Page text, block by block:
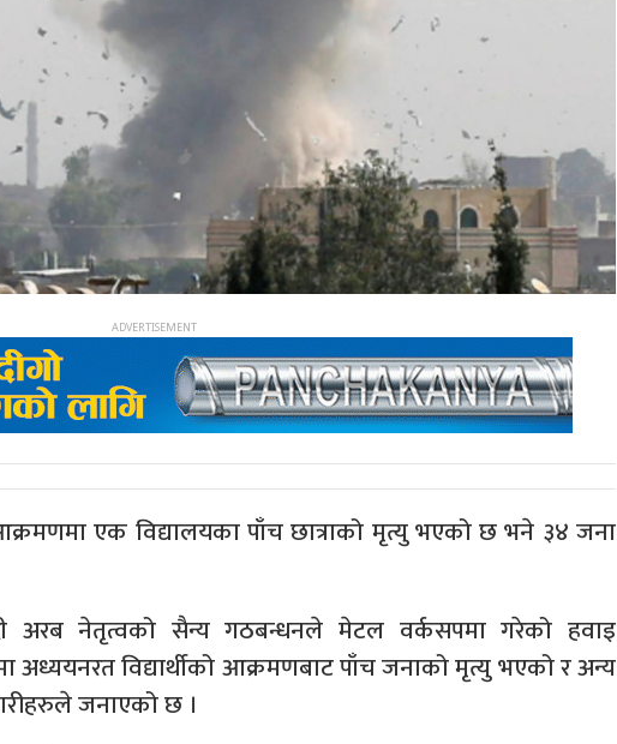
एक विद्यालयका पाँच छात्राको मृत्यु भएको छ भने ३४ जना
अरब नेतृत्वको सैन्य गठबन्धनले मेटल वर्कसपमा गरेको हवाइ
विद्यार्थीको आक्रमणबाट पाँच जनाको मृत्यु भएको र अन्य
जनाएको छ ।